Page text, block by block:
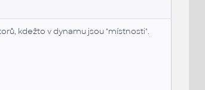
kdežto v dynamu jsou "místnosti".